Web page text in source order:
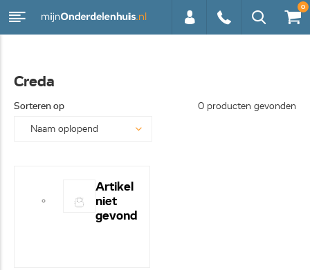
250628
0
Creda
Sorteren op 0 producten gevonden
Artikel
niet
gevond